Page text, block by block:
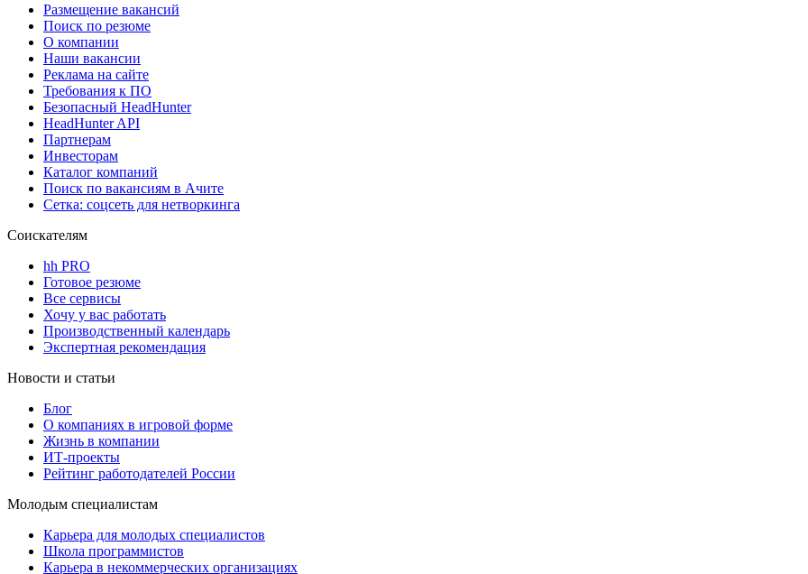
Размещение вакансий
Поиск по резюме
О компании
Наши вакансии
Реклама на сайте
Требования к ПО
Безопасный HeadHunter
HeadHunter API
Партнерам
Инвесторам
Каталог компаний
Поиск по вакансиям в Ачите
Сетка: соцсеть для нетворкинга
Соискателям
hh PRO
Готовое резюме
Все сервисы
Хочу у вас работать
Производственный календарь
Экспертная рекомендация
Новости и статьи
Блог
О компаниях в игровой форме
Жизнь в компании
ИТ-проекты
Рейтинг работодателей России
Молодым специалистам
Карьера для молодых специалистов
Школа программистов
Карьера в некоммерческих организациях